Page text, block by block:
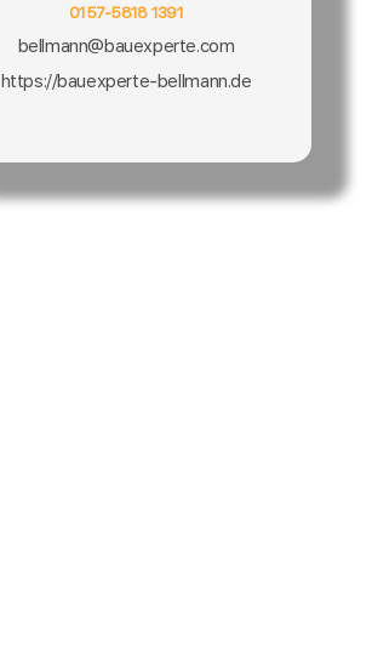
0157-5818 1391
bellmann@bauexperte.com
https://bauexperte-bellmann.de